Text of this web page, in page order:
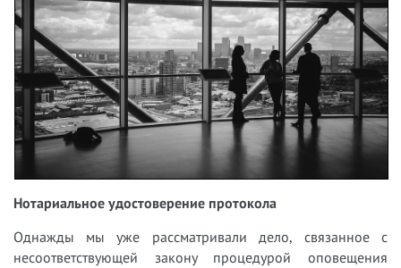
Нотариальное удостоверение протокола
Однажды мы уже рассматривали дело, связанное с
несоответствующей закону процедурой оповещения